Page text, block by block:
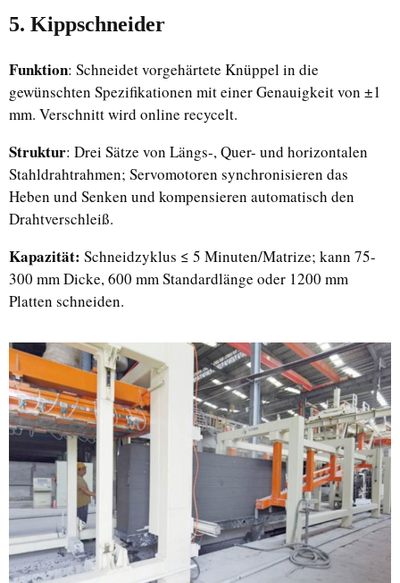
5. Kippschneider
Funktion: Schneidet vorgehärtete Knüppel in die
gewünschten Spezifikationen mit einer Genauigkeit von ±1
mm. Verschnitt wird online recycelt.
Struktur: Drei Sätze von Längs-, Quer- und horizontalen
Stahldrahtrahmen; Servomotoren synchronisieren das
Heben und Senken und kompensieren automatisch den
Drahtverschleiß.
Kapazität: Schneidzyklus ≤ 5 Minuten/Matrize; kann 75-
300 mm Dicke, 600 mm Standardlänge oder 1200 mm
Platten schneiden.